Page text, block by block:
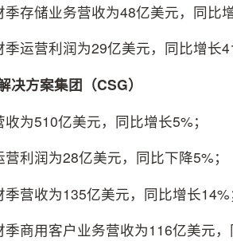
存储业务营收为48亿美元，同比增
运营利润为29亿美元，同比增长
决方案集团（CSG）
为510亿美元，同比增长5%；
利润为28亿美元，同比下降5%；
营收为135亿美元，同比增长14%
商用客户业务营收为116亿美元，